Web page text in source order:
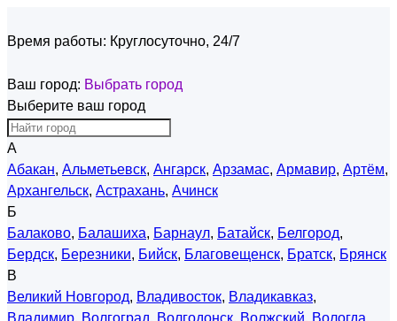
Время работы: Круглосуточно, 24/7
Ваш город: Выбрать город
Выберите ваш город
А
Абакан, Альметьевск, Ангарск, Арзамас, Армавир, Артём,
Архангельск, Астрахань, Ачинск
Б
Балаково, Балашиха, Барнаул, Батайск, Белгород,
Бердск, Березники, Бийск, Благовещенск, Братск, Брянск
В
Великий Новгород, Владивосток, Владикавказ,
Владимир, Волгоград, Волгодонск, Волжский, Вологда,